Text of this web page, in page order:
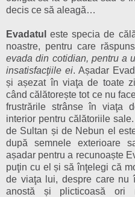
decis ce să aleagă…
Evadatul
este specia de
noastre, pentru care
evada din cotidian, pentru a
insatisfacţiile ei. Așadar
și așezat în viaţa de toate
când călătorește tot ce nu
frustrările strânse în viaţa
interior pentru călătoriile
de Sultan și de Nebun el
după semnele exterioare
așadar pentru a recunoaște
puţin cu el și să înţelegi că
de viaţa lui, despre care nu
anostă și plicticoasă ori